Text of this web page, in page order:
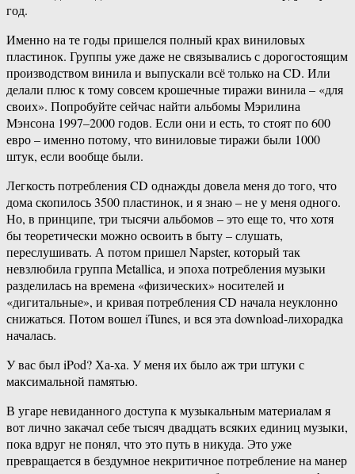
год.
Именно на те годы пришелся полный крах виниловых
пластинок. Группы уже даже не связывались с дорогостоящим
производством винила и выпускали всё только на CD. Или
делали плюс к тому совсем крошечные тиражи винила – «для
своих». Попробуйте сейчас найти альбомы Мэрилина
Мэнсона 1997–2000 годов. Если они и есть, то стоят по 600
евро – именно потому, что виниловые тиражи были 1000
штук, если вообще были.
Легкость потребления CD однажды довела меня до того, что
дома скопилось 3500 пластинок, и я знаю – не у меня одного.
Но, в принципе, три тысячи альбомов – это еще то, что хотя
бы теоретически можно освоить в быту – слушать,
переслушивать. А потом пришел Napster, который так
невзлюбила группа Metallica, и эпоха потребления музыки
разделилась на времена «физических» носителей и
«дигитальные», и кривая потребления CD начала неуклонно
снижаться. Потом вошел iTunes, и вся эта download-лихорадка
началась.
У вас был iPod? Ха-ха. У меня их было аж три штуки с
максимальной памятью.
В угаре невиданного доступа к музыкальным материалам я
вот лично закачал себе тысяч двадцать всяких единиц музыки,
пока вдруг не понял, что это путь в никуда. Это уже
превращается в бездумное некритичное потребление на манер